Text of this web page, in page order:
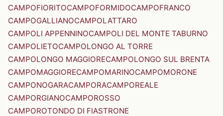
CAMPOFIORITOCAMPOFORMIDOCAMPOFRANCO
CAMPOGALLIANOCAMPOLATTARO
CAMPOLI APPENNINOCAMPOLI DEL MONTE TABURNO
CAMPOLIETOCAMPOLONGO AL TORRE
CAMPOLONGO MAGGIORECAMPOLONGO SUL BRENTA
CAMPOMAGGIORECAMPOMARINOCAMPOMORONE
CAMPONOGARACAMPORACAMPOREALE
CAMPORGIANOCAMPOROSSO
CAMPOROTONDO DI FIASTRONE